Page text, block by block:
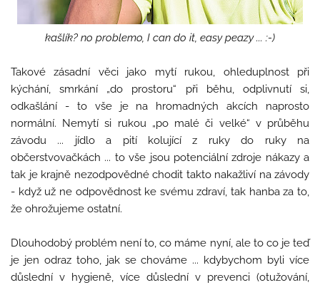
kašlík? no problemo, I can do it, easy peazy ... :-)
Takové zásadní věci jako mytí rukou, ohleduplnost při
kýchání, smrkání „do prostoru“ při běhu, odplivnutí si,
odkašlání - to vše je na hromadných akcích naprosto
normální. Nemytí si rukou „po malé či velké“ v průběhu
závodu ... jídlo a pití kolující z ruky do ruky na
občerstvovačkách ... to vše jsou potenciální zdroje nákazy a
tak je krajně nezodpovědné chodit takto nakažliví na závody
- když už ne odpovědnost ke svému zdraví, tak hanba za to,
že ohrožujeme ostatní.
Dlouhodobý problém není to, co máme nyní, ale to co je teď
je jen odraz toho, jak se chováme ... kdybychom byli více
důslední v hygieně, více důslední v prevenci (otužování,